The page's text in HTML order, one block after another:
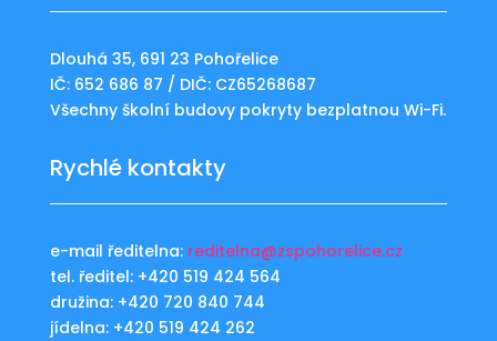
Dlouhá 35, 691 23 Pohořelice
IČ: 652 686 87 / DIČ: CZ65268687
Všechny školní budovy pokryty bezplatnou Wi-Fi.
Rychlé kontakty
e-mail ředitelna: reditelna@zspohorelice.cz
tel. ředitel: +420 519 424 564
družina: +420 720 840 744
jídelna: +420 519 424 262